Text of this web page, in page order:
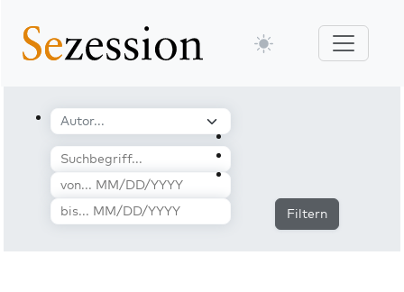
Filtern